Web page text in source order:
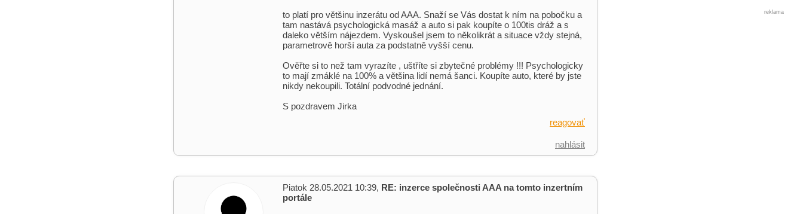
to platí pro většinu inzerátu od AAA. Snaží se Vás dostat k ním na pobočku a
tam nastává psychologická masáž a auto si pak koupíte o 100tis dráž a s
daleko větším nájezdem. Vyskoušel jsem to několikrát a situace vždy stejná,
parametrově horší auta za podstatně vyšší cenu.
Ověřte si to než tam vyrazíte , uštříte si zbytečné problémy !!! Psychologicky
to mají zmáklé na 100% a většina lidí nemá šanci. Koupíte auto, které by jste
nikdy nekoupili. Totální podvodné jednání.
S pozdravem Jirka
reagovať
nahlásit
Piatok 28.05.2021 10:39, RE: inzerce společnosti AAA na tomto inzertním
portále
reklama